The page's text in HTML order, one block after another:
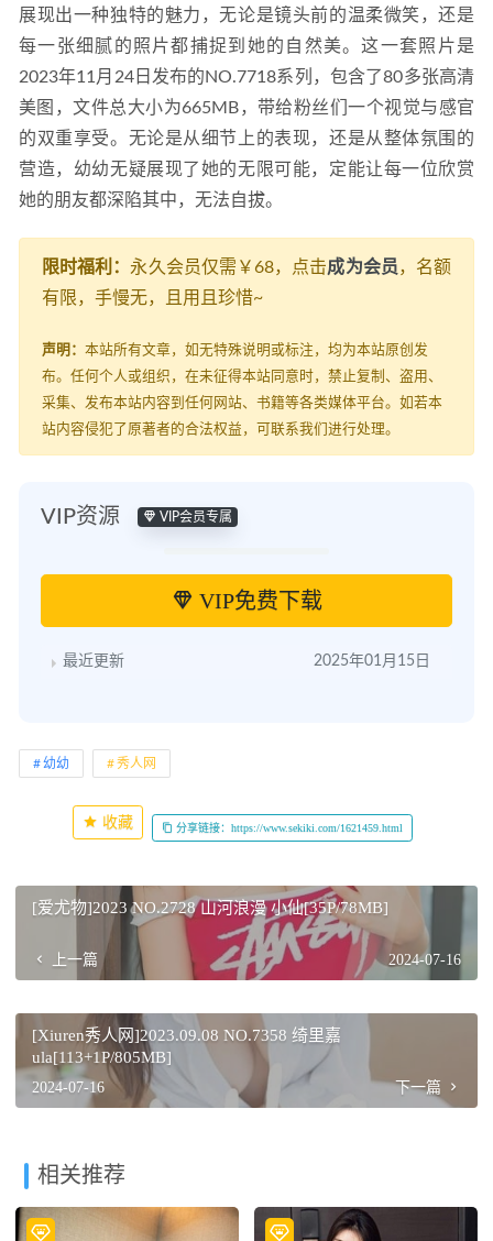
展现出一种独特的魅力，无论是镜头前的温柔微笑，还是
每一张细腻的照片都捕捉到她的自然美。这一套照片是
2023年11月24日发布的NO.7718系列，包含了80多张高清
美图，文件总大小为665MB，带给粉丝们一个视觉与感官
的双重享受。无论是从细节上的表现，还是从整体氛围的
营造，幼幼无疑展现了她的无限可能，定能让每一位欣赏
她的朋友都深陷其中，无法自拔。
限时福利： 永久会员仅需￥68，点击成为会员，名额
有限，手慢无，且用且珍惜~
声明： 本站所有文章，如无特殊说明或标注，均为本站原创发
布。任何个人或组织，在未征得本站同意时，禁止复制、盗用、
采集、发布本站内容到任何网站、书籍等各类媒体平台。如若本
站内容侵犯了原著者的合法权益，可联系我们进行处理。
VIP资源 VIP会员专属
VIP免费下载
最近更新 2025年01月15日
幼幼 秀人网
收藏 分享链接：https://www.sekiki.com/1621459.html
[爱尤物]2023 NO.2728 山河浪漫 小仙[35P/78MB]
上一篇 2024-07-16
[Xiuren秀人网]2023.09.08 NO.7358 绮里嘉
ula[113+1P/805MB]
2024-07-16 下一篇
相关推荐